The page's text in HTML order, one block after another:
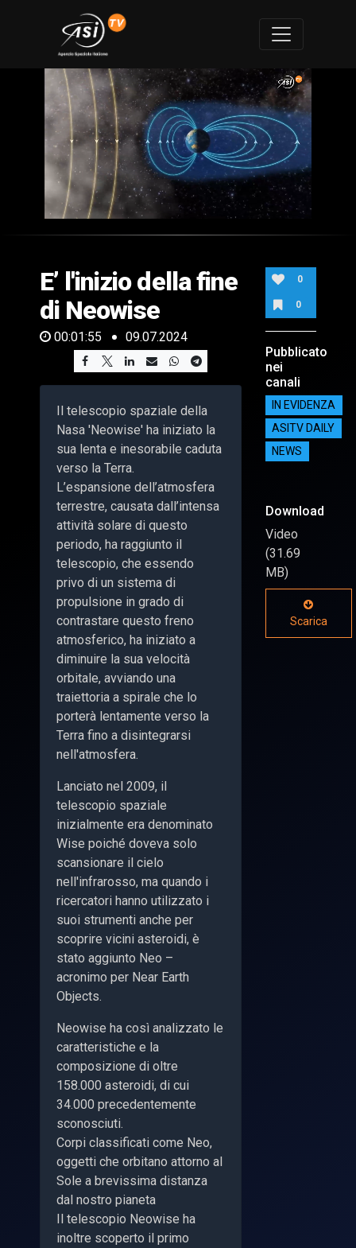
of
55
seconds
E’ l'inizio della fine
di Neowise
00:01:55 09.07.2024
Il telescopio spaziale della
Nasa 'Neowise' ha iniziato la
sua lenta e inesorabile caduta
verso la Terra.
L’espansione dell’atmosfera
terrestre, causata dall’intensa
attività solare di questo
periodo, ha raggiunto il
telescopio, che essendo
privo di un sistema di
propulsione in grado di
contrastare questo freno
atmosferico, ha iniziato a
diminuire la sua velocità
orbitale, avviando una
traiettoria a spirale che lo
porterà lentamente verso la
Terra fino a disintegrarsi
nell'atmosfera.
Lanciato nel 2009, il
telescopio spaziale
inizialmente era denominato
Wise poiché doveva solo
scansionare il cielo
nell'infrarosso, ma quando i
ricercatori hanno utilizzato i
suoi strumenti anche per
scoprire vicini asteroidi, è
stato aggiunto Neo –
acronimo per Near Earth
Objects.
Neowise ha così analizzato le
caratteristiche e la
composizione di oltre
158.000 asteroidi, di cui
34.000 precedentemente
sconosciuti.
Corpi classificati come Neo,
oggetti che orbitano attorno al
Sole a brevissima distanza
dal nostro pianeta
Il telescopio Neowise ha
inoltre scoperto il primo
0
0
Pubblicato
nei
canali
IN EVIDENZA
ASITV DAILY
NEWS
Download
Video
(31.69
MB)
Scarica